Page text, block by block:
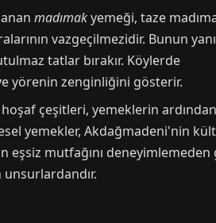
madımakyemeği, taze
vazgeçilmezidir. Bunun yanı
tatlar bırakır. Köylerde
yörenin zenginliğini gösterir.
çeşitleri, yemeklerin ardından
yemekler, Akdağmadeni'nin
eşsiz mutfağını deneyimlemeden